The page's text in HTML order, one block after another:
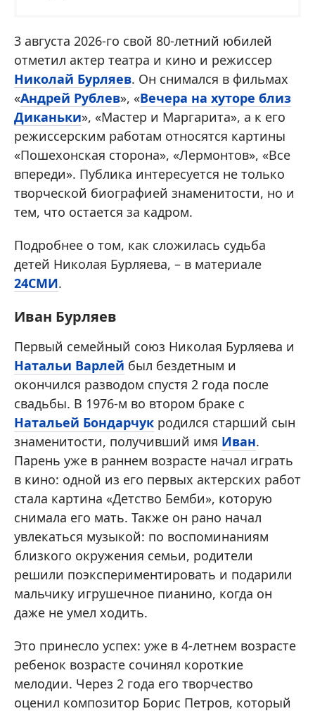
3 августа 2026-го свой 80-летний юбилей
отметил актер театра и кино и режиссер
Николай Бурляев. Он снимался в фильмах
«Андрей Рублев», «Вечера на хуторе близ
Диканьки», «Мастер и Маргарита», а к его
режиссерским работам относятся картины
«Пошехонская сторона», «Лермонтов», «Все
впереди». Публика интересуется не только
творческой биографией знаменитости, но и
тем, что остается за кадром.
Подробнее о том, как сложилась судьба
детей Николая Бурляева, – в материале
24СМИ.
Иван Бурляев
Первый семейный союз Николая Бурляева и
Натальи Варлей был бездетным и
окончился разводом спустя 2 года после
свадьбы. В 1976-м во втором браке с
Натальей Бондарчук родился старший сын
знаменитости, получивший имя Иван.
Парень уже в раннем возрасте начал играть
в кино: одной из его первых актерских работ
стала картина «Детство Бемби», которую
снимала его мать. Также он рано начал
увлекаться музыкой: по воспоминаниям
близкого окружения семьи, родители
решили поэкспериментировать и подарили
мальчику игрушечное пианино, когда он
даже не умел ходить.
Это принесло успех: уже в 4-летнем возрасте
ребенок возрасте сочинял короткие
мелодии. Через 2 года его творчество
оценил композитор Борис Петров, который